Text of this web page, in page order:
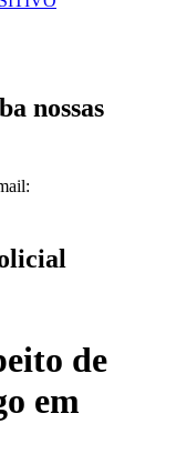
nossas
de
em